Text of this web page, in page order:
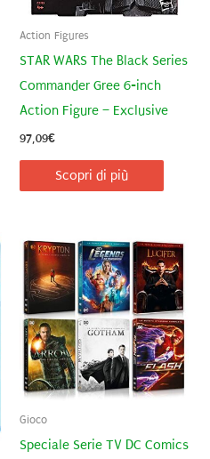
Action Figures
STAR WARS The Black Series
Commander Gree 6-inch
Action Figure – Exclusive
97,09€
Scopri di più
Gioco
Speciale Serie TV DC Comics